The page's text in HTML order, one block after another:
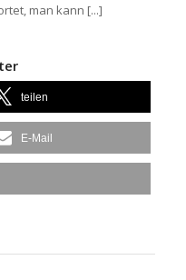
man kann [...]
teilen
E-Mail